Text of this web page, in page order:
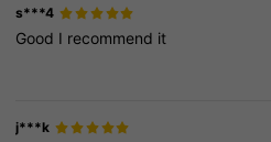
s***4
Good I recommend it
j***k